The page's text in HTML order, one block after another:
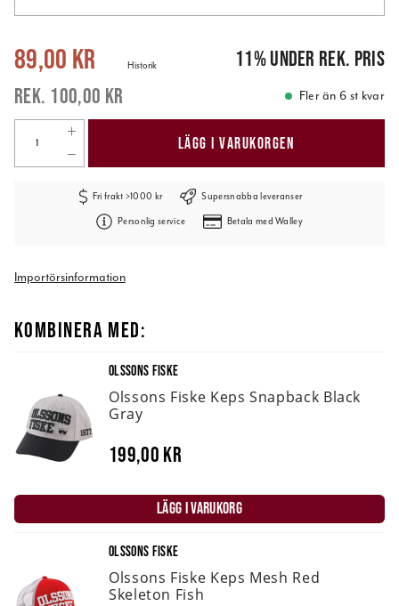
Nuvarande pris: 100,00 kr
89,00 kr
100,00 kr
Historik 11%under rek. pris
Fler än 6 st kvar
LÄGG I VARUKORGEN
Fri frakt >1000 kr Supersnabba leveranser
Personlig service Betala med Walley
Importörsinformation
KOMBINERA MED:
OLSSONS FISKE
Olssons Fiske Keps Snapback Black
Gray
199,00 kr
LÄGG I VARUKORG
OLSSONS FISKE
Olssons Fiske Keps Mesh Red
Skeleton Fish